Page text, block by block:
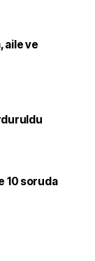
aile ve
10 soruda